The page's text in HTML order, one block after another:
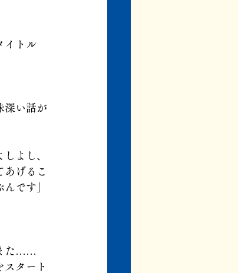
イトル
深い話が
よし、
げるこ
です」
た……
タート